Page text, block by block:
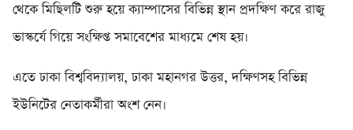
থেকে মিছিলটি শুরু হয়ে ক্যাম্পাসের বিভিন্ন স্থান প্রদক্ষিণ করে রাজু
ভাস্কর্যে গিয়ে সংক্ষিপ্ত সমাবেশের মাধ্যমে শেষ হয়।
এতে ঢাকা বিশ্ববিদ্যালয়, ঢাকা মহানগর উত্তর, দক্ষিণসহ বিভিন্ন
ইউনিটের নেতাকর্মীরা অংশ নেন।